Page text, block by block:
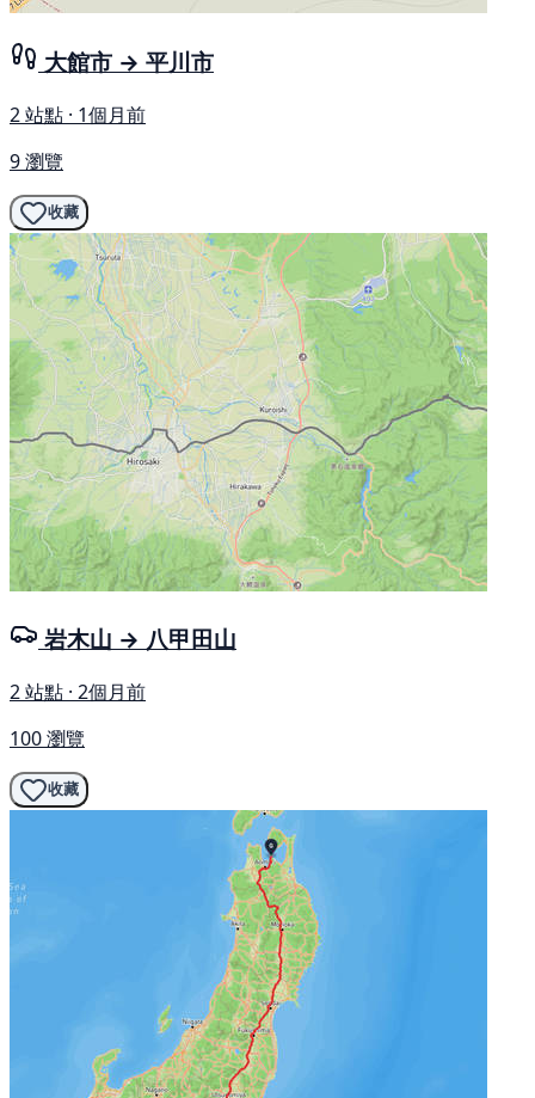
大館市 → 平川市
2 站點 · 1個月前
9 瀏覽
收藏
岩木山 → 八甲田山
2 站點 · 2個月前
100 瀏覽
收藏